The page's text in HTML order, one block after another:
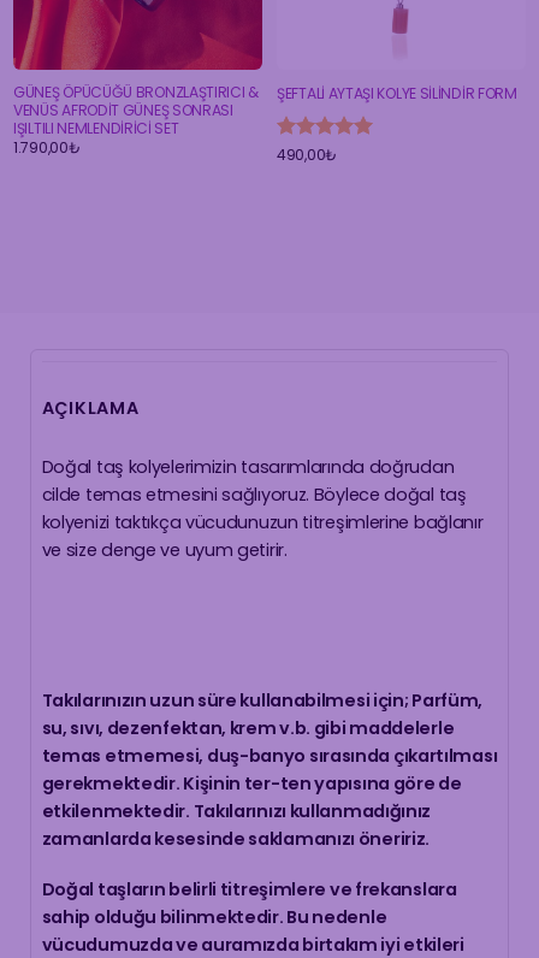
GÜNEŞ ÖPÜCÜĞÜ BRONZLAŞTIRICI &
VENÜS AFRODİT GÜNEŞ SONRASI
IŞILTILI NEMLENDİRİCİ SET
1.790,00₺
ŞEFTALİ AYTAŞI KOLYE SİLİNDİR FORM
5 üzerinden
490,00₺
AÇIKLAMA
Doğal taş kolyelerimizin tasarımlarında doğrudan
cilde temas etmesini sağlıyoruz. Böylece doğal taş
kolyenizi taktıkça vücudunuzun titreşimlerine bağlanır
ve size denge ve uyum getirir.
Takılarınızın uzun süre kullanabilmesi için; Parfüm,
su, sıvı, dezenfektan, krem v.b. gibi maddelerle
temas etmemesi, duş-banyo sırasında çıkartılması
gerekmektedir. Kişinin ter-ten yapısına göre de
etkilenmektedir. Takılarınızı kullanmadığınız
zamanlarda kesesinde saklamanızı öneririz.
Doğal taşların belirli titreşimlere ve frekanslara
sahip olduğu bilinmektedir. Bu nedenle
vücudumuzda ve auramızda birtakım iyi etkileri